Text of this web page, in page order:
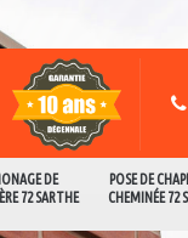
DE
72 SARTHE
POSE DE
CHEMINÉE 72